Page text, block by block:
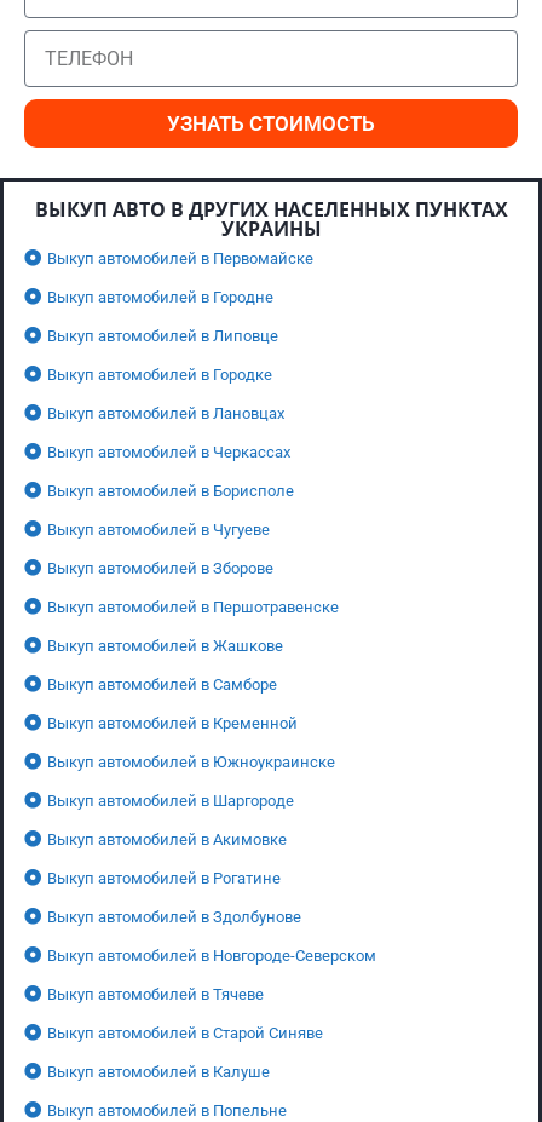
УЗНАТЬ СТОИМОСТЬ
ВЫКУП АВТО В ДРУГИХ НАСЕЛЕННЫХ ПУНКТАХ
УКРАИНЫ
Выкуп автомобилей в Первомайске
Выкуп автомобилей в Городне
Выкуп автомобилей в Липовце
Выкуп автомобилей в Городке
Выкуп автомобилей в Лановцах
Выкуп автомобилей в Черкассах
Выкуп автомобилей в Борисполе
Выкуп автомобилей в Чугуеве
Выкуп автомобилей в Зборове
Выкуп автомобилей в Першотравенске
Выкуп автомобилей в Жашкове
Выкуп автомобилей в Самборе
Выкуп автомобилей в Кременной
Выкуп автомобилей в Южноукраинске
Выкуп автомобилей в Шаргороде
Выкуп автомобилей в Акимовке
Выкуп автомобилей в Рогатине
Выкуп автомобилей в Здолбунове
Выкуп автомобилей в Новгороде-Северском
Выкуп автомобилей в Тячеве
Выкуп автомобилей в Старой Синяве
Выкуп автомобилей в Калуше
Выкуп автомобилей в Попельне